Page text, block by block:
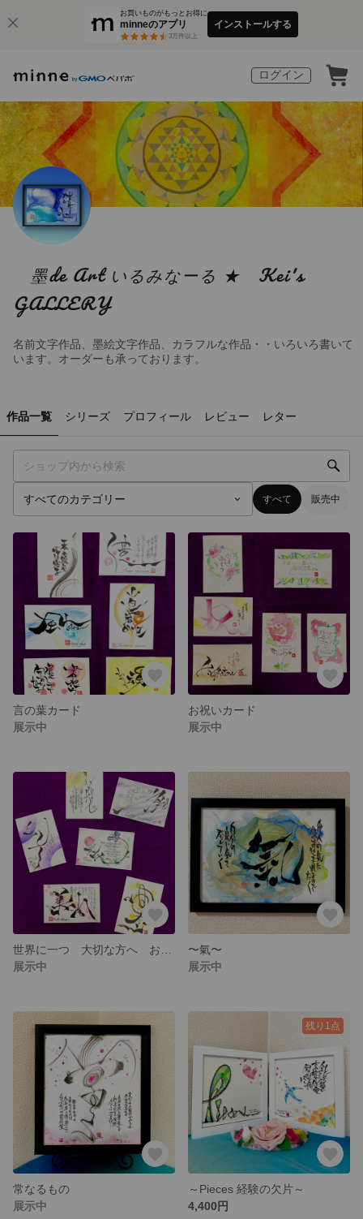
お買いものがもっとお得に
minneのアプリ
3万件以上
インストールする
ログイン
墨de Art いるみなーる ★ Kei's
GALLERY
名前文字作品、墨絵文字作品、カラフルな作品・・いろいろ書いて
います。オーダーも承っております。
作品一覧 シリーズ プロフィール レビュー レター
すべて 販売中
言の葉カード
展示中
お祝いカード
展示中
展示中
〜氣〜
展示中
常なるもの
展示中
残り1点
～Pieces 経験の欠片～
4,400円